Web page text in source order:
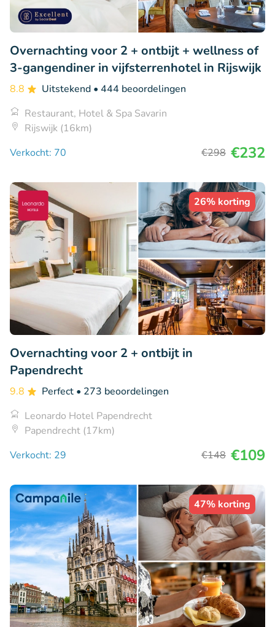
Overnachting voor 2 + ontbijt + wellness of
3-gangendiner in vijfsterrenhotel in Rijswijk
8.8 Uitstekend • 444 beoordelingen
Restaurant, Hotel & Spa Savarin
Rijswijk (16km)
Verkocht: 70
€298 €232
26% korting
Overnachting voor 2 + ontbijt in
Papendrecht
9.8 Perfect • 273 beoordelingen
Leonardo Hotel Papendrecht
Papendrecht (17km)
Verkocht: 29
€148 €109
47% korting